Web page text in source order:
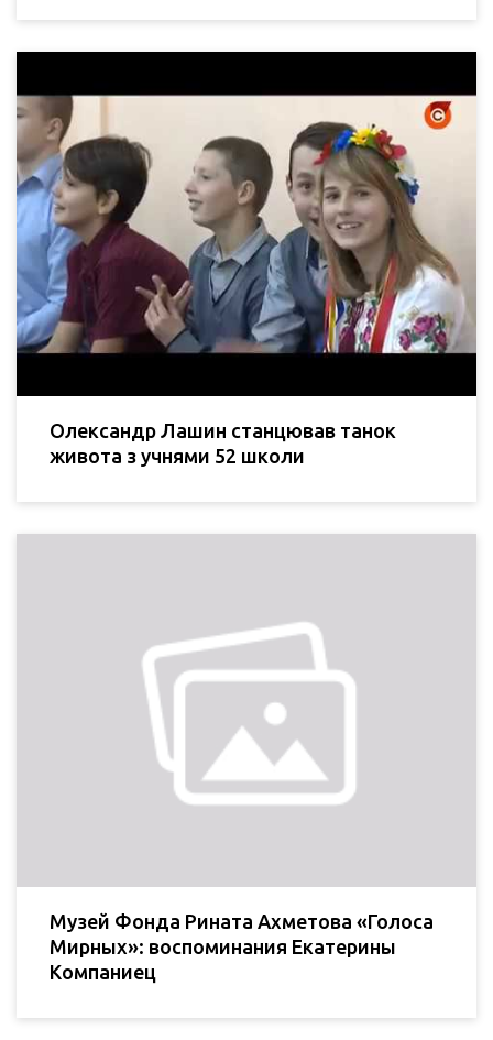
Олександр Лашин станцював танок
живота з учнями 52 школи
Музей Фонда Рината Ахметова «Голоса
Мирных»: воспоминания Екатерины
Компаниец